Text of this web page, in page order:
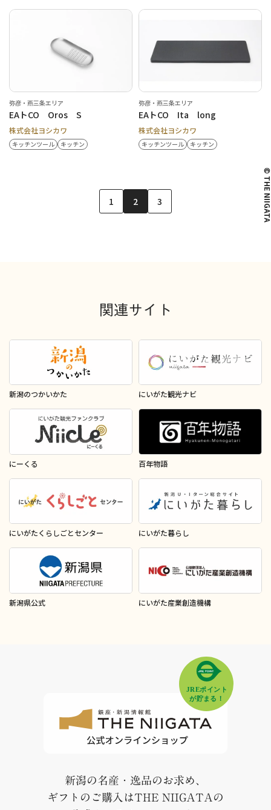
弥彦・燕三条エリア
EAトCO Oros S
株式会社ヨシカワ
キッチンツール キッチン
弥彦・燕三条エリア
EAトCO Ita long
株式会社ヨシカワ
キッチンツール キッチン
1 2 3
関連サイト
新潟のつかいかた にいがた観光ナビ
にーくる 百年物語
にいがたくらしごとセンター にいがた暮らし
新潟県公式 にいがた産業創造機構
新潟の名産・逸品のお求め、
ギフトのご購入はTHE NIIGATAの
© THE